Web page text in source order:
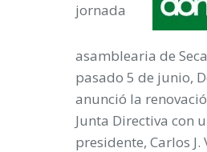
jornada
asamblearia de
pasado 5 de junio,
anunció la
Junta Directiva con
presidente, Carlos J.